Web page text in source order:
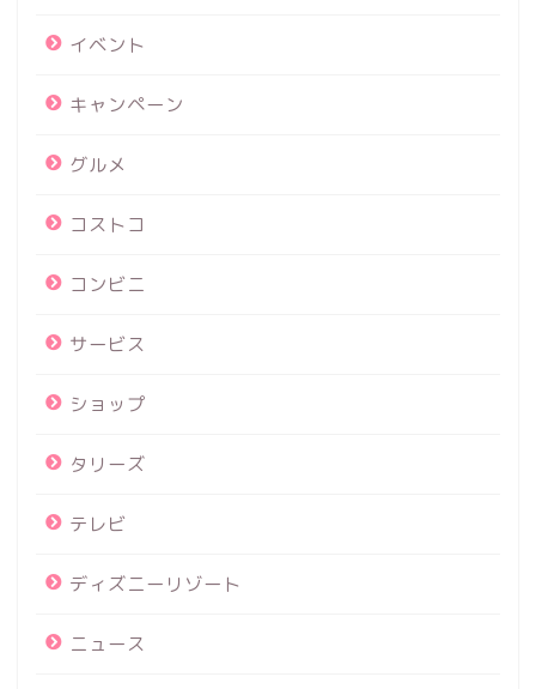
イベント
キャンペーン
グルメ
コストコ
コンビニ
サービス
ショップ
タリーズ
テレビ
ディズニーリゾート
ニュース